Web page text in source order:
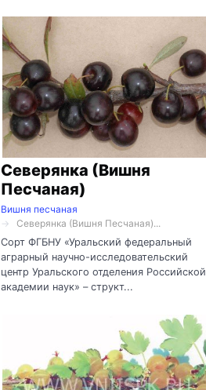
Северянка (Вишня
Песчаная)
Вишня песчаная
Северянка (Вишня Песчаная)...
Сорт ФГБНУ «Уральский федеральный
аграрный научно-исследовательский
центр Уральского отделения Российской
академии наук» – структ...